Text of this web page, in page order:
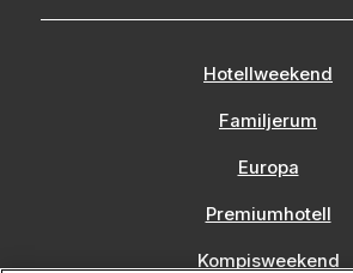
Hotellweekend
Familjerum
Europa
Premiumhotell
Kompisweekend